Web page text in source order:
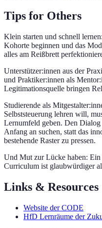
Tips for Others
Klein starten und schnell
Kohorte beginnen und das
alles am Reißbrett
Unterstützer:innen aus der
und Praktiker:innen als
Legitimationsquelle bringen
Studierende als
Selbststeuerung lehren will,
Lernumfeld geben. Den
Anfang an suchen, statt das
bestehende Raster zu pressen.
Und Mut zur Lücke haben:
Curriculum ist glaubwürdiger
Links & Resources
Website der CODE
HfD Lernräume der